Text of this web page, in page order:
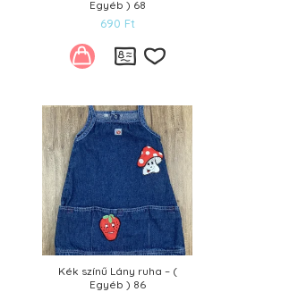
Egyéb ) 68
690 Ft
Kívánságlistára
Kék színű Lány ruha – (
Egyéb ) 86